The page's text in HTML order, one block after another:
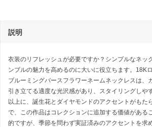
説明
衣装のリフレッシュが必要ですか？シンプルなネッ
ンブルの魅力を高めるのに大いに役立ちます。18K
ブルーミングバースフラワーネームネックレスは、
引き立てる適度な光沢感があり、スタイリングしや
以上に、誕生花とダイヤモンドのアクセントがもた
で、この作品はコレクションに追加する価値がある
的ですが、季節を問わず実証済みのアクセントを求